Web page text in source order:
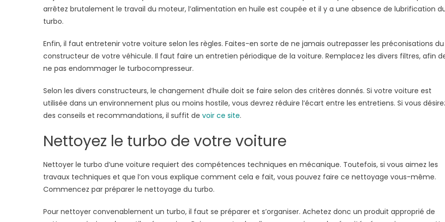
arrêtez brutalement le travail du moteur, l’alimentation en huile est coupée et il y a une absence de lubrification
turbo.
Enfin, il faut entretenir votre voiture selon les règles. Faites-en sorte de ne jamais outrepasser les préconisations du
constructeur de votre véhicule. Il faut faire un entretien périodique de la voiture. Remplacez les divers filtres, afin
ne pas endommager le turbocompresseur.
Selon les divers constructeurs, le changement d’huile doit se faire selon des critères donnés. Si votre voiture est
utilisée dans un environnement plus ou moins hostile, vous devrez réduire l’écart entre les entretiens. Si vous
des conseils et recommandations, il suffit de voir ce site.
Nettoyez le turbo de votre voiture
Nettoyer le turbo d’une voiture requiert des compétences techniques en mécanique. Toutefois, si vous aimez les
travaux techniques et que l’on vous explique comment cela e fait, vous pouvez faire ce nettoyage vous-même.
Commencez par préparer le nettoyage du turbo.
Pour nettoyer convenablement un turbo, il faut se préparer et s’organiser. Achetez donc un produit approprié de